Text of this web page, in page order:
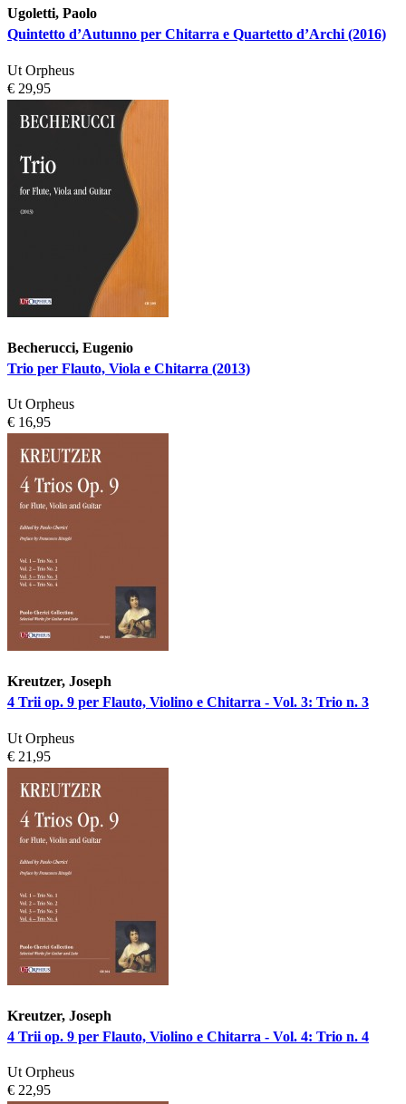
Ugoletti, Paolo
Quintetto d’Autunno per Chitarra e Quartetto d’Archi (2016)
Ut Orpheus
€ 29,95
Becherucci, Eugenio
Trio per Flauto, Viola e Chitarra (2013)
Ut Orpheus
€ 16,95
Kreutzer, Joseph
4 Trii op. 9 per Flauto, Violino e Chitarra - Vol. 3: Trio n. 3
Ut Orpheus
€ 21,95
Kreutzer, Joseph
4 Trii op. 9 per Flauto, Violino e Chitarra - Vol. 4: Trio n. 4
Ut Orpheus
€ 22,95